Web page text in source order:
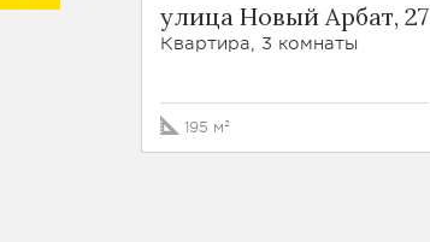
улица Новый Арбат, 27
Квартира, 3 комнаты
195 м²